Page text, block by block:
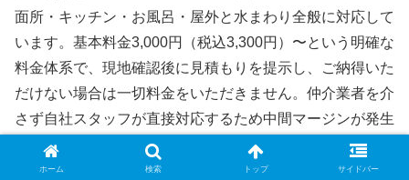
面所・キッチン・お風呂・屋外と水まわり全般に対応して
います。基本料金3,000円（税込3,300円）〜という明確な
料金体系で、現地確認後に見積もりを提示し、ご納得いた
だけない場合は一切料金をいただきません。仲介業者を介
さず自社スタッフが直接対応するため中間マージンが発生
せず、コストを抑えた修理料金を実現しています。文京区
本駒込での急な水道トラブルにも最速5分での対応が期待
ホーム 検索 トップ サイドバー